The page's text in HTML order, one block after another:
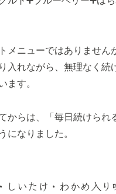
メニューではありません
入れながら、無理なく続
ます。
からは、「毎日続けられ
になりました。
しいたけ・わかめ入り